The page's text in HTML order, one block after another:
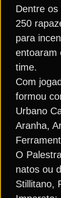
Dentre
250
para
entoaram
time.
Com
formou
Urbano
Aranha,
O
natos ou
Stillitano,